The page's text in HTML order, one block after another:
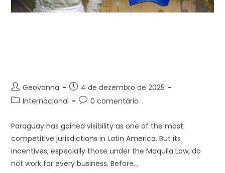
Geovanna
4 de dezembro de 2025
Internacional
0 comentário
Paraguay has gained visibility as one of the most
competitive jurisdictions in Latin America. But its
incentives, especially those under the Maquila Law, do
not work for every business. Before…